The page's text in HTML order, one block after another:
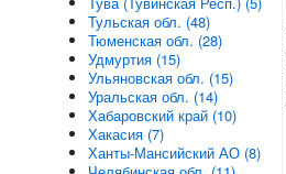
Тульская обл. (48)
Тюменская обл. (28)
Удмуртия (15)
Ульяновская обл. (15)
Уральская обл. (14)
Хабаровский край (10)
Хакасия (7)
Ханты-Мансийский АО (8)